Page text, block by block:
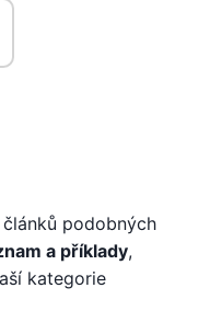
podobných
a příklady,
kategorie